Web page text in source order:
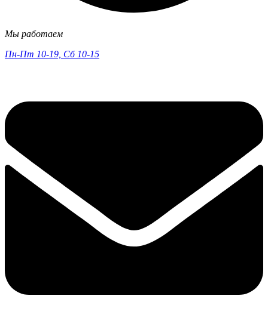
Мы работаем
Пн-Пт 10-19, Сб 10-15